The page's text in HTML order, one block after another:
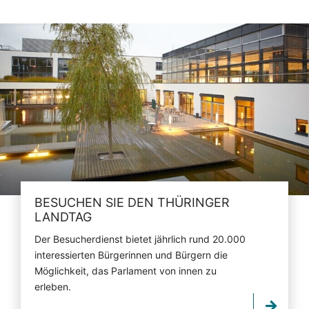
BESUCHEN SIE DEN THÜRINGER
LANDTAG
Der Besucherdienst bietet jährlich rund 20.000
interessierten Bürgerinnen und Bürgern die
Möglichkeit, das Parlament von innen zu
erleben.